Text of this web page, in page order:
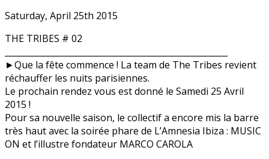
Saturday, April 25th 2015
THE TRIBES # 02
►Que la fête commence ! La team de The Tribes revient
réchauffer les nuits parisiennes.
Le prochain rendez vous est donné le Samedi 25 Avril
2015 !
Pour sa nouvelle saison, le collectif a encore mis la barre
très haut avec la soirée phare de L’Amnesia Ibiza : MUSIC
ON et l’illustre fondateur MARCO CAROLA